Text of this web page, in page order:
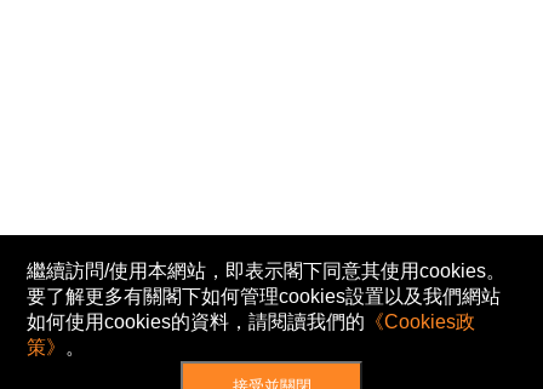
繼續訪問/使用本網站，即表示閣下同意其使用cookies。
要了解更多有關閣下如何管理cookies設置以及我們網站
如何使用cookies的資料，請閱讀我們的 《Cookies政
策》 。